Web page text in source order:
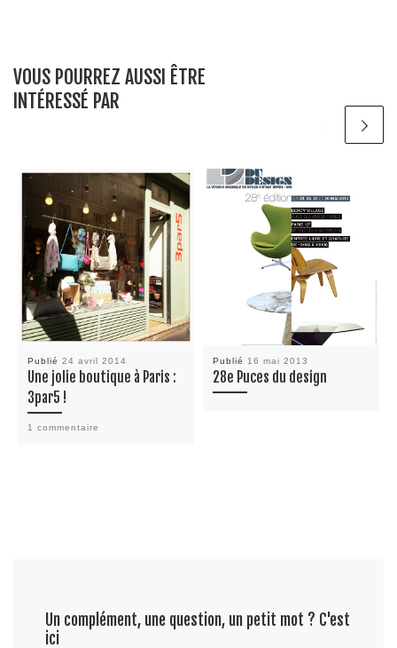
VOUS POURREZ AUSSI ÊTRE
INTÉRESSÉ PAR
Publié24 avril 2014
Une jolie boutique à Paris :
3par5 !
1 commentaire
Publié 16 mai 2013
28e Puces du design
Un complément, une question, un petit mot ? C'est
ici